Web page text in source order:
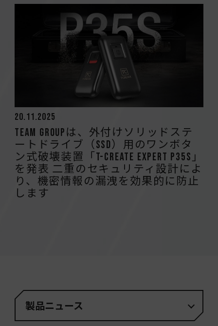
20.11.2025
Team Groupは、外付けソリッドステ
ートドライブ（SSD）用のワンボタ
ン式破壊装置「T-CREATE EXPERT P35S」
を発表 二重のセキュリティ設計によ
り、機密情報の漏洩を効果的に防止
します
製品ニュース